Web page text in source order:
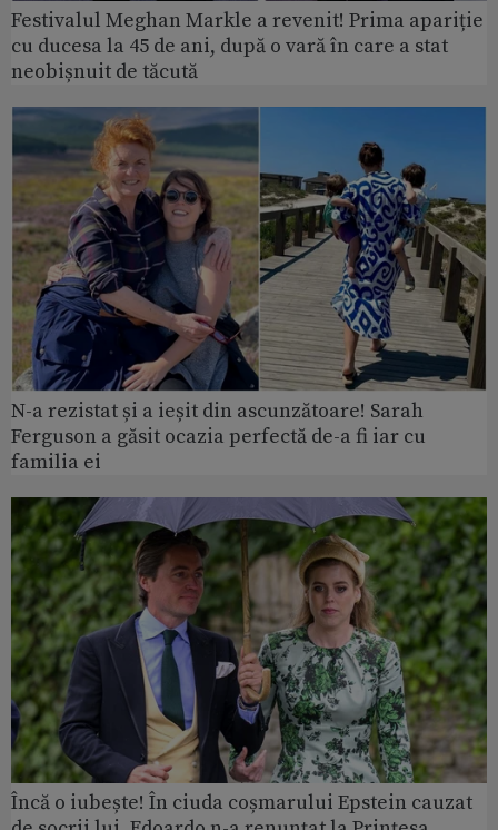
Festivalul Meghan Markle a revenit! Prima apariție
cu ducesa la 45 de ani, după o vară în care a stat
neobișnuit de tăcută
N-a rezistat și a ieșit din ascunzătoare! Sarah
Ferguson a găsit ocazia perfectă de-a fi iar cu
familia ei
Încă o iubește! În ciuda coșmarului Epstein cauzat